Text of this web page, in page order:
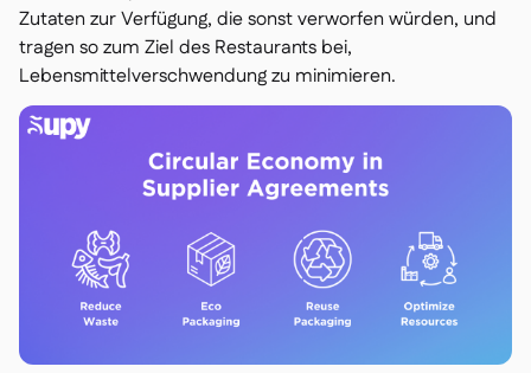
Zutaten zur Verfügung, die sonst verworfen würden, und
tragen so zum Ziel des Restaurants bei,
Lebensmittelverschwendung zu minimieren.